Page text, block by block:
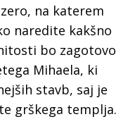
na katerem
naredite kakšno
bo zagotovo
Mihaela, ki
stavb, saj je
grškega templja.